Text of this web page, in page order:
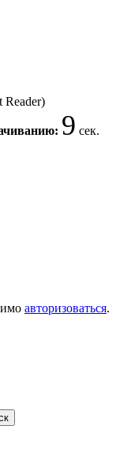
Reader)
9 сек.
авторизоваться.